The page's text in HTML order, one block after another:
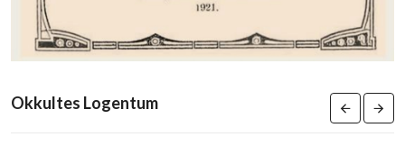
Okkultes Logentum